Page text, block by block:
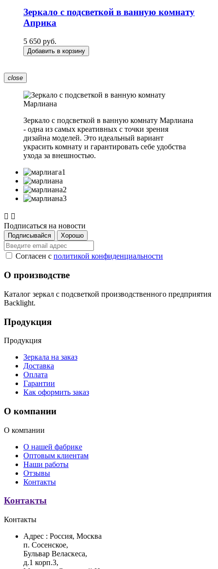
Зеркало с подсветкой в ванную комнату
Априка
5 650 руб.
Добавить в корзину
close
Зеркало с подсветкой в ванную комнату Марлиана
- одна из самых креативных с точки зрения
дизайна моделей. Это идеальный вариант
украсить комнату и гарантировать себе удобства
ухода за внешностью.
 
Подписаться на новости
Согласен с политикой конфиденциальности
О производстве
Каталог зеркал с подсветкой производственного предприятия
Backlight.
Продукция
Продукция
Зеркала на заказ
Доставка
Оплата
Гарантии
Как оформить заказ
О компании
О компании
О нашей фабрике
Оптовым клиентам
Наши работы
Отзывы
Контакты
Контакты
Контакты
Адрес : Россия, Москва
п. Сосенское,
Бульвар Веласкеса,
д.1 корп.3,